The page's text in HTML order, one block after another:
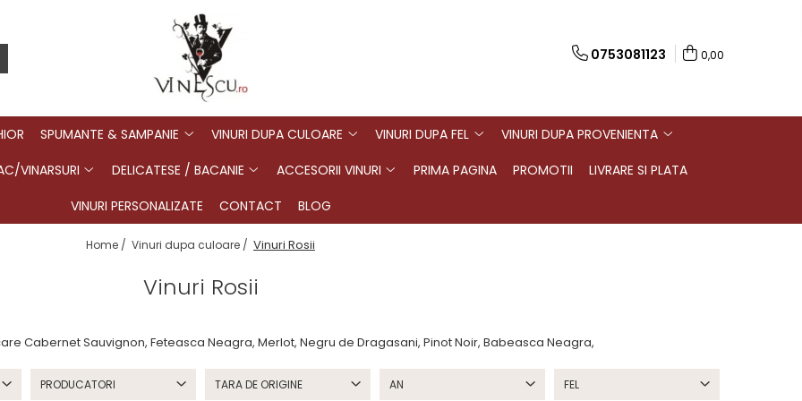
0753081123 0,00
SPUMANTE & SAMPANIE VINURI DUPA CULOARE VINURI DUPA FEL
VINURI DUPA PROVENIENTA
VINARSURI DELICATESE / BACANIE ACCESORII VINURI PRIMA PAGINA PROMOTII
LIVRARE SI PLATA
VINURI PERSONALIZATE
CONTACT BLOG
Home / Vinuri dupa culoare / Vinuri Rosii
Vinuri Rosii
Cabernet Sauvignon, Feteasca Neagra, Merlot, Negru de Dragasani, Pinot Noir, Babeasca Neagra,
PRODUCATORI TARA DE ORIGINE AN FEL